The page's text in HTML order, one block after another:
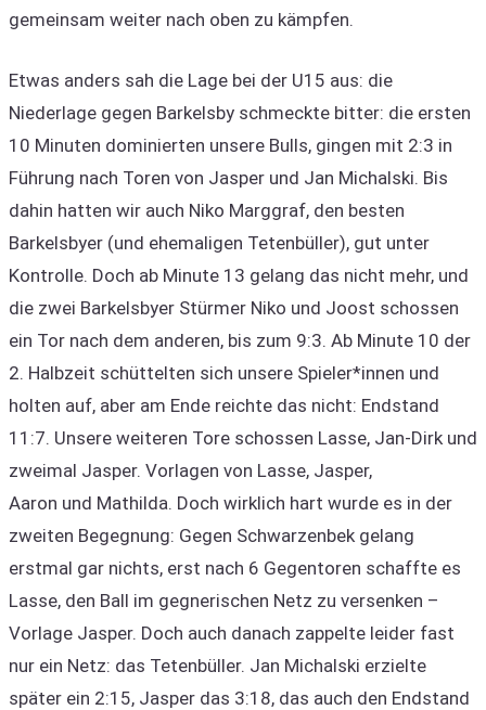
gemeinsam weiter nach oben zu kämpfen.
Etwas anders sah die Lage bei der U15 aus: die
Niederlage gegen Barkelsby schmeckte bitter: die ersten
10 Minuten dominierten unsere Bulls, gingen mit 2:3 in
Führung nach Toren von Jasper und Jan Michalski. Bis
dahin hatten wir auch Niko Marggraf, den besten
Barkelsbyer (und ehemaligen Tetenbüller), gut unter
Kontrolle. Doch ab Minute 13 gelang das nicht mehr, und
die zwei Barkelsbyer Stürmer Niko und Joost schossen
ein Tor nach dem anderen, bis zum 9:3. Ab Minute 10 der
2. Halbzeit schüttelten sich unsere Spieler*innen und
holten auf, aber am Ende reichte das nicht: Endstand
11:7. Unsere weiteren Tore schossen Lasse, Jan-Dirk und
zweimal Jasper. Vorlagen von Lasse, Jasper,
Aaron und Mathilda. Doch wirklich hart wurde es in der
zweiten Begegnung: Gegen Schwarzenbek gelang
erstmal gar nichts, erst nach 6 Gegentoren schaffte es
Lasse, den Ball im gegnerischen Netz zu versenken –
Vorlage Jasper. Doch auch danach zappelte leider fast
nur ein Netz: das Tetenbüller. Jan Michalski erzielte
später ein 2:15, Jasper das 3:18, das auch den Endstand